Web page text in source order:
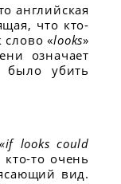
английская
что кто-
слово «looks»
означает
было убить
«if looks could
то очень
вид.